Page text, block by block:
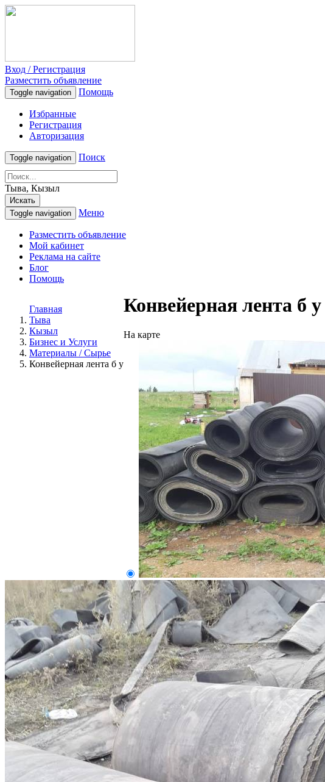
Вход / Регистрация
Разместить объявление
Toggle navigation Помощь
Избранные
Регистрация
Авторизация
Toggle navigation Поиск
Тыва, Кызыл
Искать
Toggle navigation
Меню
Разместить объявление
Мой кабинет
Реклама на сайте
Блог
Помощь
Главная
Тыва
Кызыл
Бизнес и Услуги
Материалы / Сырье
Конвейерная лента б у
Конвейерная лента б у
На карте